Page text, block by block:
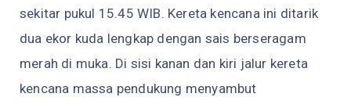
sekitar pukul 15.45 WIB. Kereta kencana ini ditarik
dua ekor kuda lengkap dengan sais berseragam
merah di muka. Di sisi kanan dan kiri jalur kereta
kencana massa pendukung menyambut